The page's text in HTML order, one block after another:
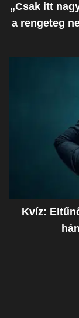
„Csak itt
a rengeteg
Kvíz: